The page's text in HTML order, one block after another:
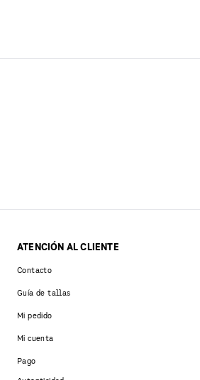
ATENCIÓN AL CLIENTE
Contacto
Guía de tallas
Mi pedido
Mi cuenta
Pago